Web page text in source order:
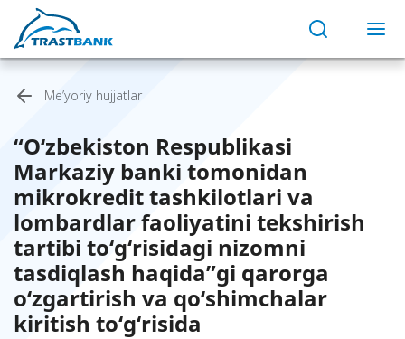
Me’yoriy hujjatlar
“O‘zbekiston Respublikasi
Markaziy banki tomonidan
mikrokredit tashkilotlari va
lombardlar faoliyatini tekshirish
tartibi to‘g‘risidagi nizomni
tasdiqlash haqida”gi qarorga
o‘zgartirish va qo‘shimchalar
kiritish to‘g‘risida